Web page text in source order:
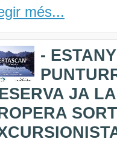
més...
-
JA